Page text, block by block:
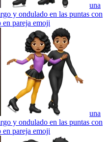
una
y ondulado en las puntas con
pareja emoji
una
y ondulado en las puntas con
pareja emoji